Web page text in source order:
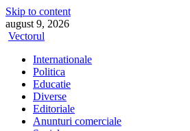
Skip to content
august 9, 2026
Vectorul
Internationale
Politica
Educatie
Diverse
Editoriale
Anunturi comerciale